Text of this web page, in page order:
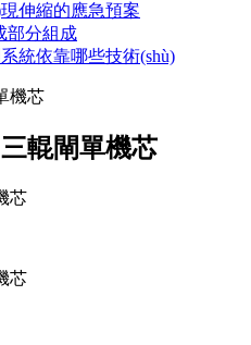
伸縮的應急預案
部分組成
統依靠哪些技術(shù)
輥閘單機芯
芯
芯